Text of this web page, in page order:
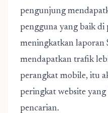
pengunjung
pengguna yang baik
meningkatkan laporan
mendapatkan trafik
perangkat mobile, itu
peringkat website
pencarian.